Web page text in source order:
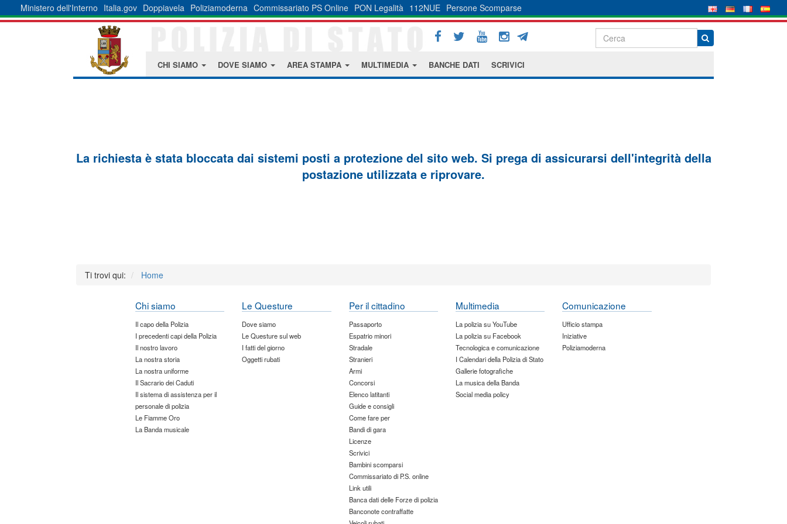
Ministero dell'Interno Italia.gov Doppiavela Poliziamoderna Commissariato PS Online PON Legalità 112NUE Persone Scomparse
CHI SIAMO DOVE SIAMO AREA STAMPA MULTIMEDIA BANCHE DATI SCRIVICI
La richiesta è stata bloccata dai sistemi posti a protezione del sito web. Si prega di assicurarsi dell'integrità della
postazione utilizzata e riprovare.
Ti trovi qui: Home
Chi siamo
Il capo della Polizia
I precedenti capi della Polizia
Il nostro lavoro
La nostra storia
La nostra uniforme
Il Sacrario dei Caduti
Il sistema di assistenza per il
personale di polizia
Le Fiamme Oro
La Banda musicale
Le Questure
Dove siamo
Le Questure sul web
I fatti del giorno
Oggetti rubati
Per il cittadino
Passaporto
Espatrio minori
Stradale
Stranieri
Armi
Concorsi
Elenco latitanti
Guide e consigli
Come fare per
Bandi di gara
Licenze
Scrivici
Bambini scomparsi
Commissariato di P.S. online
Link utili
Banca dati delle Forze di polizia
Banconote contraffatte
Multimedia
La polizia su YouTube
La polizia su Facebook
Tecnologica e comunicazione
I Calendari della Polizia di Stato
Gallerie fotografiche
La musica della Banda
Social media policy
Comunicazione
Ufficio stampa
Iniziative
Poliziamoderna